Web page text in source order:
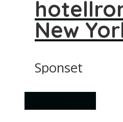
New
Sponset